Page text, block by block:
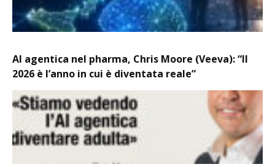
AI agentica nel pharma, Chris Moore (Veeva): “Il
2026 è l’anno in cui è diventata reale”